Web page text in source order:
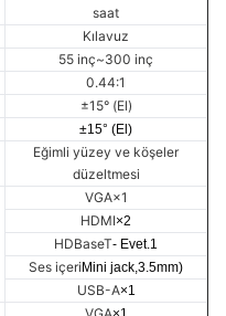
saat
Kılavuz
55 inç~300 inç
0.44:1
±15° (El)
±15° (El)
Eğimli yüzey ve köşeler
düzeltmesi
VGA×1
HDMI×2
HDBaseT- Evet.1
Ses içeriMini jack,3.5mm)
USB-A×1